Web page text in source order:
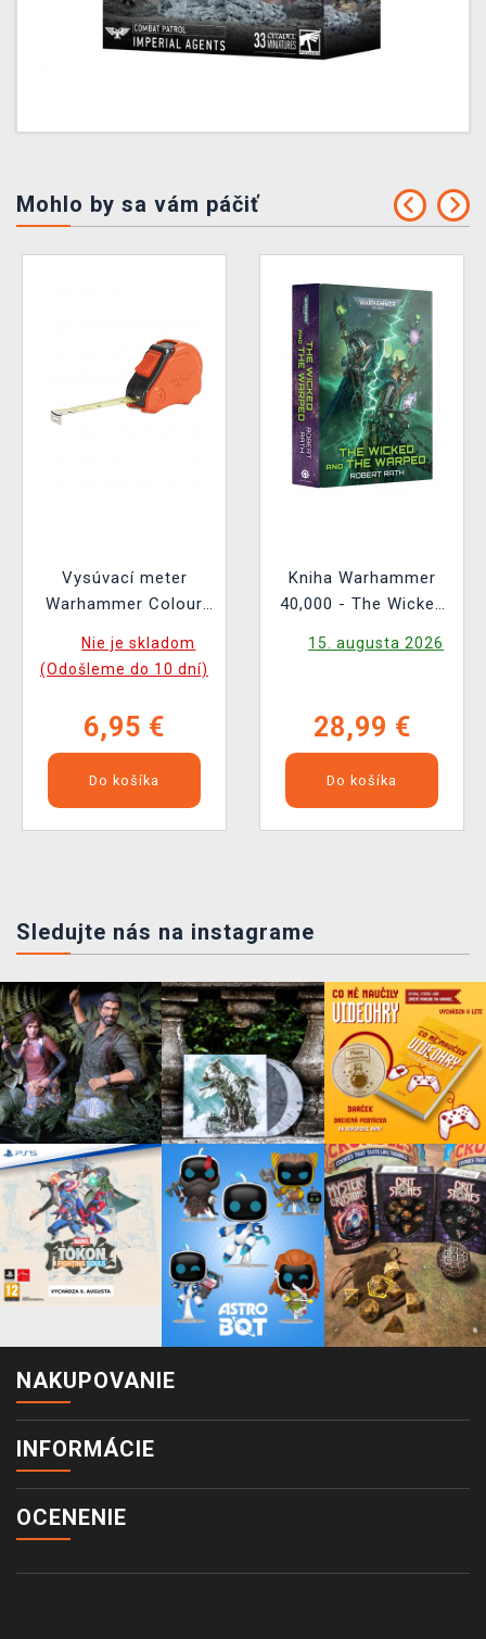
Mohlo by sa vám páčiť
Vysúvací meter
Warhammer Colour
Nie je skladom
(Odošleme do 10 dní)
6,95 €
Do košíka
Kniha Warhammer
40,000 - The Wicked
15. augusta 2026
28,99 €
Do košíka
Sledujte nás na instagrame
NAKUPOVANIE
INFORMÁCIE
OCENENIE